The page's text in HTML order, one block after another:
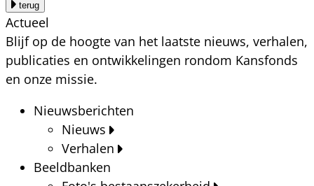
terug
Actueel
Blijf op de hoogte van het laatste nieuws, verhalen,
publicaties en ontwikkelingen rondom Kansfonds
en onze missie.
Nieuwsberichten
Nieuws
Verhalen
Beeldbanken